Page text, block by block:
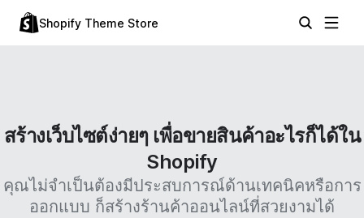
Shopify Theme Store
สร้างเว็บไซต์ง่ายๆ เพื่อขายสินค้าอะไรก็ได้ใน
Shopify
คุณไม่จำเป็นต้องมีประสบการณ์ด้านเทคนิคหรือการ
ออกแบบ ก็สร้างร้านค้าออนไลน์ที่สวยงามได้